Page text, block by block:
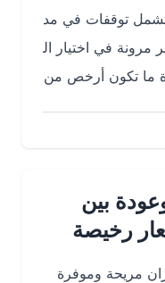
في مدن أخرى
في اختيار الوجهات
أرخص من الرحلات
بين
رخيصة
وموفرة